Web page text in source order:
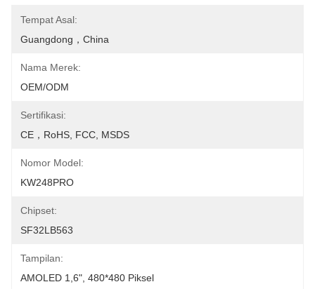
Tempat Asal:
Guangdong，China
Nama Merek:
OEM/ODM
Sertifikasi:
CE，RoHS, FCC, MSDS
Nomor Model:
KW248PRO
Chipset:
SF32LB563
Tampilan:
AMOLED 1,6", 480*480 Piksel